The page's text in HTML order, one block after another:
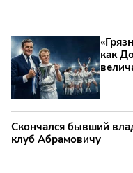
как
Скончался бывший
клуб Абрамовичу